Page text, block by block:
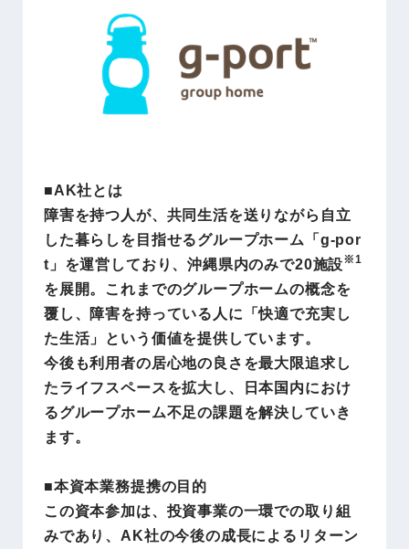
■AK社とは
障害を持つ人が、共同生活を送りながら自立
した暮らしを目指せるグループホーム「g-por
t」を運営しており、沖縄県内のみで20施設※1
を展開。これまでのグループホームの概念を
覆し、障害を持っている人に「快適で充実し
た生活」という価値を提供しています。
今後も利用者の居心地の良さを最大限追求し
たライフスペースを拡大し、日本国内におけ
るグループホーム不足の課題を解決していき
ます。
■本資本業務提携の目的
この資本参加は、投資事業の一環での取り組
みであり、AK社の今後の成長によるリターン